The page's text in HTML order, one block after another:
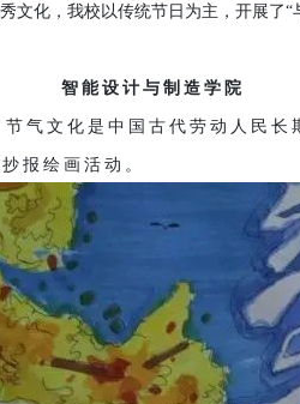
化，我校以传统节日为主，开展了“
智能设计与制造学院
气文化是中国古代劳动人民长
报绘画活动。